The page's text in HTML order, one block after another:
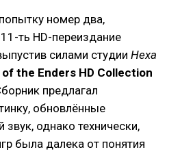
номер два,
ть HD-переиздание
силами студии Hexa
of the Enders HD Collection
предлагал
обновлённые
однако технически,
была далека от понятия